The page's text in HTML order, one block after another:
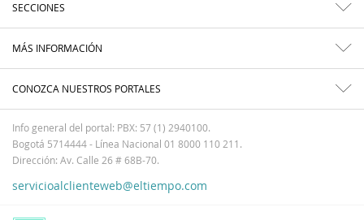
SECCIONES
MÁS INFORMACIÓN
CONOZCA NUESTROS PORTALES
Info general del portal: PBX: 57 (1) 2940100.
Bogotá 5714444 - Línea Nacional 01 8000 110 211.
Dirección: Av. Calle 26 # 68B-70.
servicioalclienteweb@eltiempo.com